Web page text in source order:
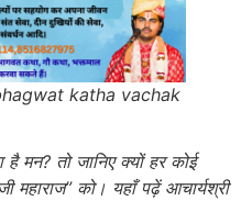
bhagwat katha vachak
मन? तो जानिए क्यों हर कोई
महाराज” को। यहाँ पढ़ें आचार्यश्री